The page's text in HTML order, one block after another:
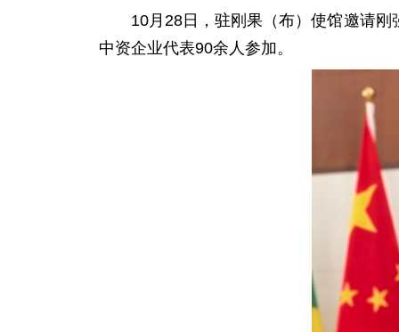
10月28日，驻刚果（布）使馆邀请
中资企业代表90余人参加。